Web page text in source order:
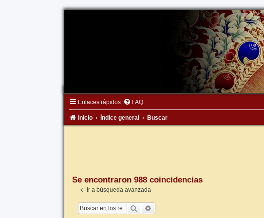
Enlaces rápidos FAQ
Inicio Índice general Buscar
Se encontraron 988 coincidencias
Ir a búsqueda avanzada
Buscar